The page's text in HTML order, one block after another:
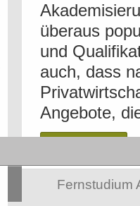
überaus
und
auch, dass
Angebote,
Fernstudium